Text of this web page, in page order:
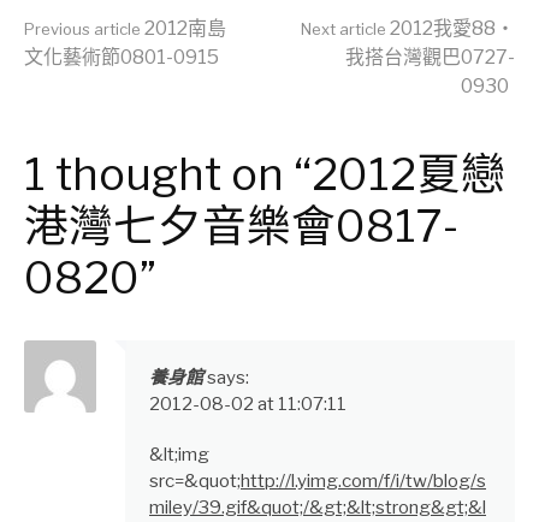
Continue
Previous article 2012南島
文化藝術節0801-0915
Next article 2012我愛88‧
我搭台灣觀巴0727-
0930
1 thought on “2012夏戀
港灣七夕音樂會0817-
0820”
養身館says:
2012-08-02 at 11:07:11
&lt;img
src=&quot;http://l.yimg.com/f/i/tw/blog/s
miley/39.gif&quot;/&gt;&lt;strong&gt;&l